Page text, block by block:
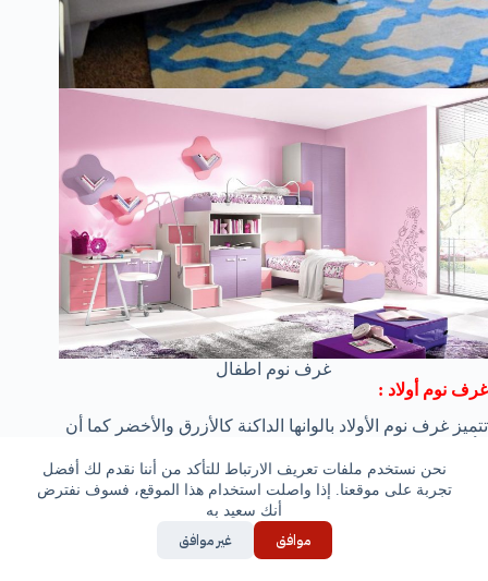
نحن نستخدم ملفات تعريف الارتباط للتأكد من أننا نقدم لك أفضل
تجربة على موقعنا. إذا واصلت استخدام هذا الموقع، فسوف نفترض
أنك سعيد به
موافق غير موافق
غرف نوم اطفال
غرف نوم أولاد :
تتميز غرف نوم الأولاد بالوانها الداكنة كالأزرق والأخضر كما أن
الكرتونية المفضلة لهم مثل بات مان و سبايدر مان وغيرهم .
فهذةبعض الأفكار التي تجعل من السهل عليك الحصول على
تصميم رائع لغرفة أولادك لإسعادهم .